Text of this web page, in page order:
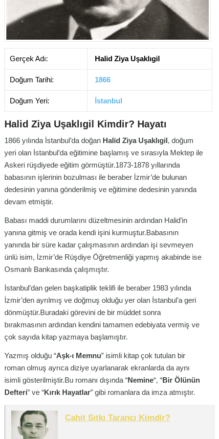
Gerçek Adı: Halid Ziya Uşaklıgil
Doğum Tarihi: 1866
Doğum Yeri: İstanbul
Halid Ziya Uşaklıgil Kimdir? Hayatı
1866 yılında İstanbul’da doğan Halid Ziya Uşaklıgil, doğum
yeri olan İstanbul’da eğitimine başlamış ve sırasıyla Mektep ile
Askeri rüşdiyede eğitim görmüştür.1873-1878 yıllarında
babasının işlerinin bozulması ile beraber İzmir’de bulunan
dedesinin yanına gönderilmiş ve eğitimine dedesinin yanında
devam etmiştir.
Babası maddi durumlarını düzeltmesinin ardından Halid’in
yanına gitmiş ve orada kendi işini kurmuştur.Babasının
yanında bir süre kadar çalışmasının ardından işi sevmeyen
ünlü isim, İzmir’de Rüşdiye Öğretmenliği yapmış akabinde ise
Osmanlı Bankasında çalışmıştır.
İstanbul’dan gelen başkatiplik teklifi ile beraber 1983 yılında
İzmir’den ayrılmış ve doğmuş olduğu yer olan İstanbul’a geri
dönmüştür.Buradaki görevini de bir müddet sonra
bırakmasının ardından kendini tamamen edebiyata vermiş ve
çok sayıda kitap yazmaya başlamıştır.
Yazmış olduğu “Aşk-ı Memnu” isimli kitap çok tutulan bir
roman olmuş ayrıca diziye uyarlanarak ekranlarda da aynı
isimli gösterilmiştir.Bu romanı dışında “Nemine“, “Bir Ölünün
Defteri” ve “Kırık Hayatlar” gibi romanlara da imza atmıştır.
Cahit Sıtkı Tarancı Kimdir?